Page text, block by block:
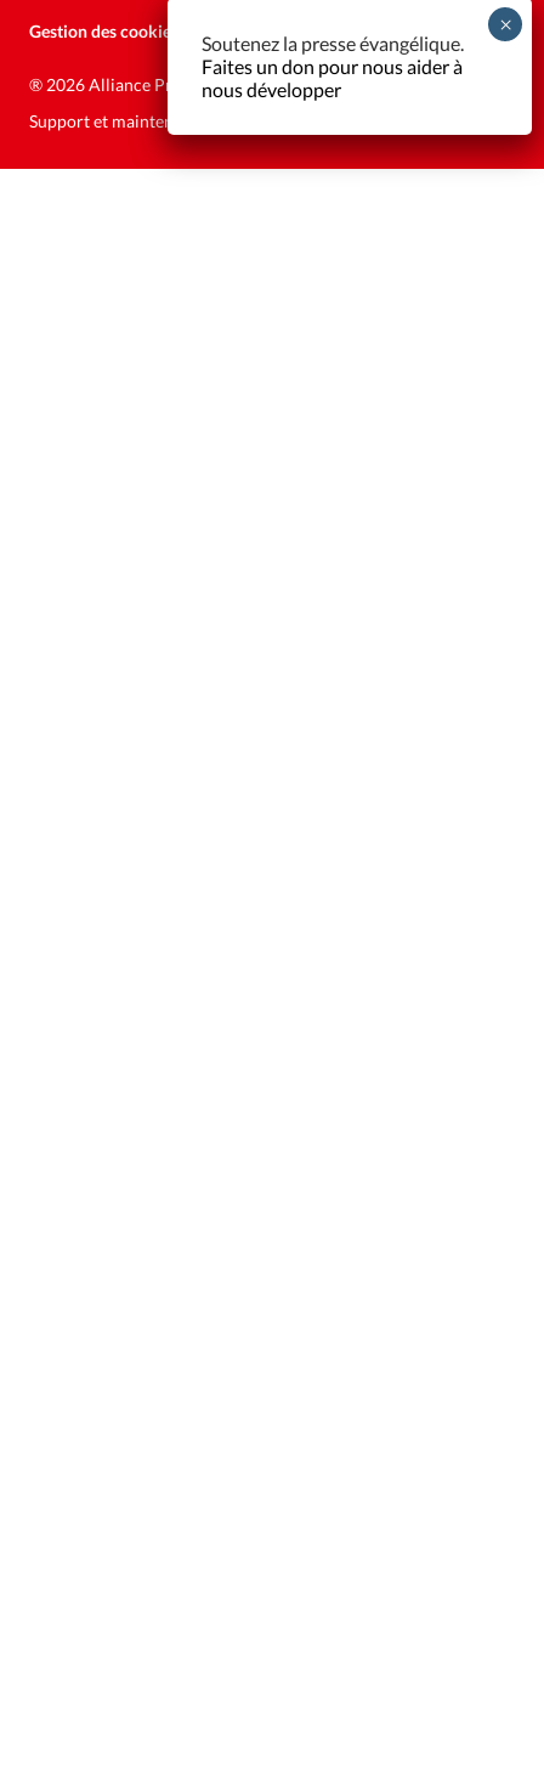
Gestion des cookies
®2026 Alliance Presse
Support et maintenance:
Soutenez la presse évangélique.
Faites un don pour nous aider à
nous développer